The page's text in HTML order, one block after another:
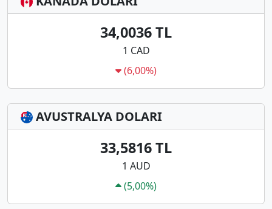
34,0036 TL
1 CAD
(6,00%)
AVUSTRALYA DOLARI
33,5816 TL
1 AUD
(5,00%)